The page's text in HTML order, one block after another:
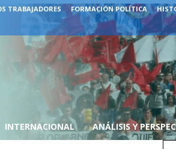
TRABAJADORES FORMACIÓN POLÍTICA
INTERNACIONAL ANÁLISIS Y